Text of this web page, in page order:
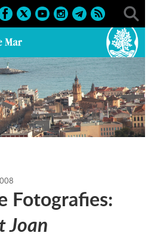
> 2008 > Sant Joan'08
Fotografies:
Joan